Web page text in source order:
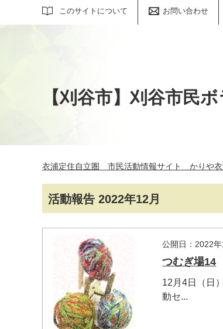
このサイトについて お問い合わせ
サイト内検索
【刈谷市】刈谷市民
衣浦定住自立圏 市民活動情報サイト かりや衣
活動報告 2022年12月
公開日：2022
つむぎ場14
12月4日（日
動セ...